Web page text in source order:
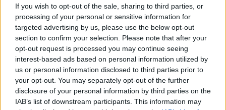
If you wish to opt-out of the sale, sharing to third parties, or
processing of your personal or sensitive information for
targeted advertising by us, please use the below opt-out
section to confirm your selection. Please note that after your
opt-out request is processed you may continue seeing
interest-based ads based on personal information utilized by
us or personal information disclosed to third parties prior to
your opt-out. You may separately opt-out of the further
disclosure of your personal information by third parties on the
IAB’s list of downstream participants. This information may
Πιο δημοφιλή
1 Σοκαριστική υπόθεση στην Κρήτη:
Τουρίστας ρωτούσε πόσο να πληρώσει για
να ασελγήσει σε 10χρονο κορίτσι - Το παιδί
καθόταν αμέριμνο σε αυλή επιχείρησης
2Ryanair: «Ένα κομμάτι του προσώπου του
ήταν σαν πλαστελίνη», συγκλονίζει η
επιβάτιδα που έσωσε τον Σέρβο όταν
έσπασε το παράθυρο του αεροπλάνου